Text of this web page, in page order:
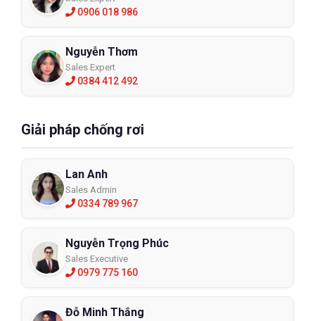
0906 018 986
Nguyễn Thơm
Sales Expert
0384 412 492
Giải pháp chống rơi
Lan Anh
Sales Admin
0334 789 967
Nguyễn Trọng Phúc
Sales Executive
0979 775 160
Đỗ Minh Thắng